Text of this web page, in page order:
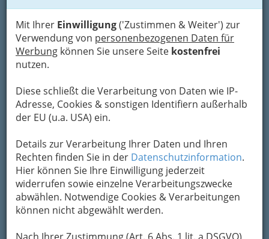
Mit Ihrer Einwilligung('Zustimmen & Weiter') zur
Verwendung von personenbezogenen Daten für
Werbung können Sie unsere Seite kostenfrei
nutzen.
Diese schließt die Verarbeitung von Daten wie IP-
Adresse, Cookies & sonstigen Identifiern außerhalb
der EU (u.a. USA) ein.
Details zur Verarbeitung Ihrer Daten und Ihren
Rechten finden Sie in der Datenschutzinformation.
Hier können Sie Ihre Einwilligung jederzeit
widerrufen sowie einzelne Verarbeitungszwecke
abwählen. Notwendige Cookies & Verarbeitungen
können nicht abgewählt werden.
Verein zur Förderung der phantastischen Lese-
und Spielkultur. Für Fans von Science Fiction und
Fantasy ist dieser Verein absolut das
Richtige.
Karte
Karte anzeigen
Kontaktaufnahme
Um die Info-Graz Firmenvor Spam-Mails zu
bewahren, verwenden wir an dieser Stelle zur
Übermittlung Ihrer Nachricht ein sicheres
Formular. Ihre Nachricht wird nach dem